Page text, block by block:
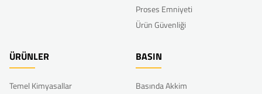
Proses Emniyeti
Ürün Güvenliği
ÜRÜNLER
Temel Kimyasallar
BASIN
Basında Akkim